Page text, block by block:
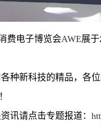
费电子博览会AWE展
种新科技的精品，各
讯请点击专题报道：